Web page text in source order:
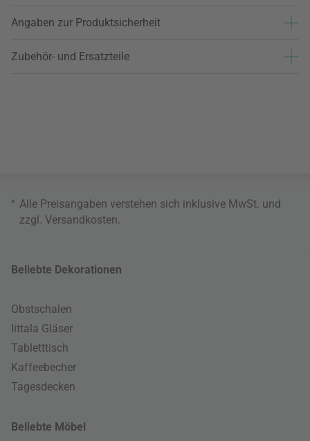
Angaben zur Produktsicherheit
Zubehör- und Ersatzteile
* Alle Preisangaben verstehen sich inklusive MwSt. und
zzgl. Versandkosten
Beliebte Dekorationen
Obstschalen
Iittala Gläser
Tabletttisch
Kaffeebecher
Tagesdecken
Beliebte Möbel